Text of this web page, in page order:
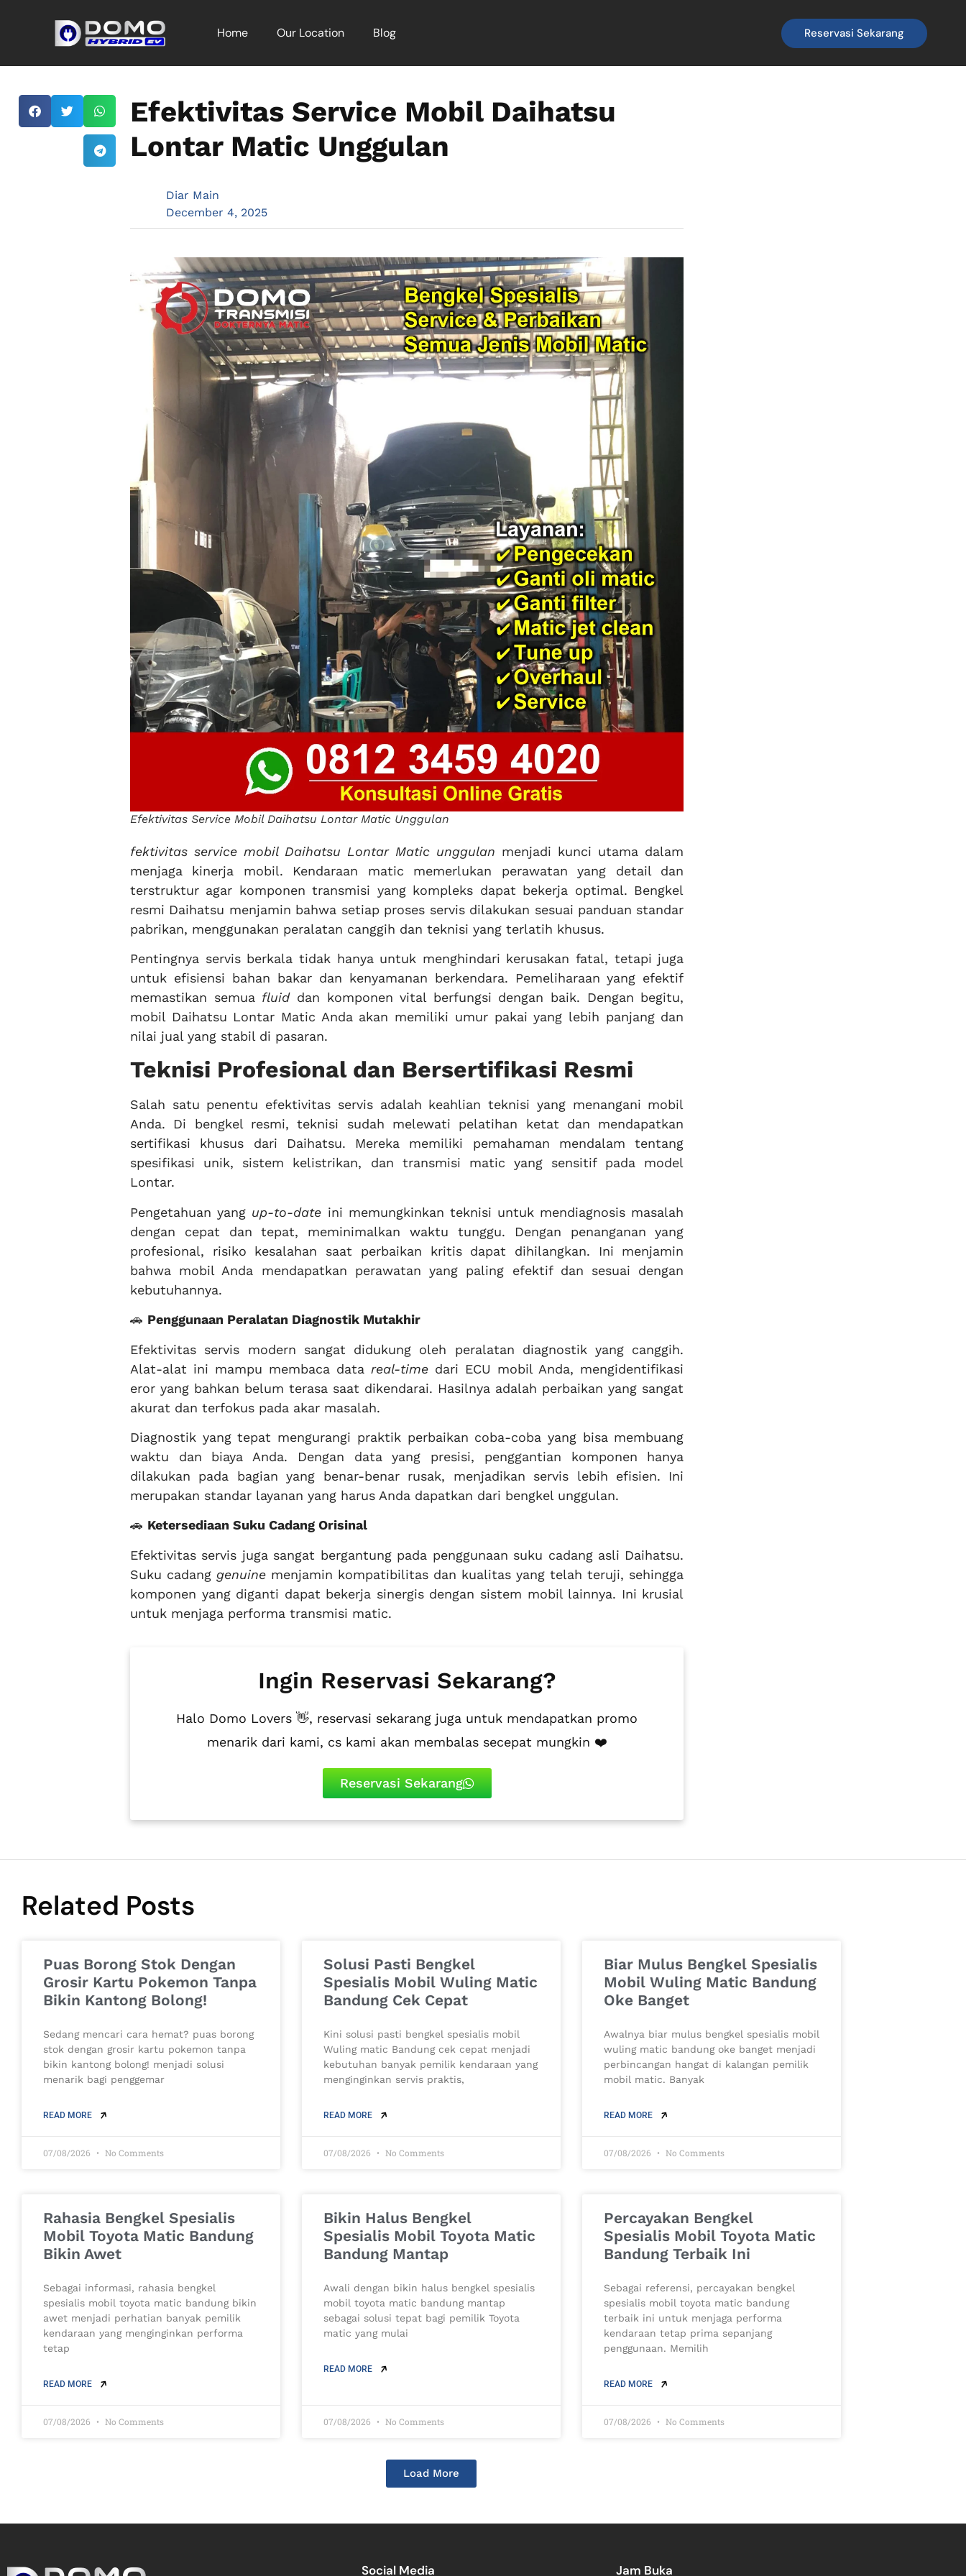
Home Our Location Blog Reservasi Sekarang
Efektivitas Service Mobil Daihatsu
Lontar Matic Unggulan
Diar Main
December 4, 2025
Efektivitas Service Mobil Daihatsu Lontar Matic Unggulan
fektivitas service mobil Daihatsu Lontar Matic unggulan menjadi kunci utama dalam
menjaga kinerja mobil. Kendaraan matic memerlukan perawatan yang detail dan
terstruktur agar komponen transmisi yang kompleks dapat bekerja optimal. Bengkel
resmi Daihatsu menjamin bahwa setiap proses servis dilakukan sesuai panduan standar
pabrikan, menggunakan peralatan canggih dan teknisi yang terlatih khusus.
Pentingnya servis berkala tidak hanya untuk menghindari kerusakan fatal, tetapi juga
untuk efisiensi bahan bakar dan kenyamanan berkendara. Pemeliharaan yang efektif
memastikan semua fluiddan komponen vital berfungsi dengan baik. Dengan begitu,
mobil Daihatsu Lontar Matic Anda akan memiliki umur pakai yang lebih panjang dan
nilai jual yang stabil di pasaran.
Teknisi Profesional dan Bersertifikasi Resmi
Salah satu penentu efektivitas servis adalah keahlian teknisi yang menangani mobil
Anda. Di bengkel resmi, teknisi sudah melewati pelatihan ketat dan mendapatkan
sertifikasi khusus dari Daihatsu. Mereka memiliki pemahaman mendalam tentang
spesifikasi unik, sistem kelistrikan, dan transmisi matic yang sensitif pada model
Lontar.
Pengetahuan yang up-to-date ini memungkinkan teknisi untuk mendiagnosis masalah
dengan cepat dan tepat, meminimalkan waktu tunggu. Dengan penanganan yang
profesional, risiko kesalahan saat perbaikan kritis dapat dihilangkan. Ini menjamin
bahwa mobil Anda mendapatkan perawatan yang paling efektif dan sesuai dengan
kebutuhannya.
🚗 Penggunaan Peralatan Diagnostik Mutakhir
Efektivitas servis modern sangat didukung oleh peralatan diagnostik yang canggih.
Alat-alat ini mampu membaca data real-time dari ECU mobil Anda, mengidentifikasi
eror yang bahkan belum terasa saat dikendarai. Hasilnya adalah perbaikan yang sangat
akurat dan terfokus pada akar masalah.
Diagnostik yang tepat mengurangi praktik perbaikan coba-coba yang bisa membuang
waktu dan biaya Anda. Dengan data yang presisi, penggantian komponen hanya
dilakukan pada bagian yang benar-benar rusak, menjadikan servis lebih efisien. Ini
merupakan standar layanan yang harus Anda dapatkan dari bengkel unggulan.
🚗 Ketersediaan Suku Cadang Orisinal
Efektivitas servis juga sangat bergantung pada penggunaan suku cadang asli Daihatsu.
Suku cadang genuine menjamin kompatibilitas dan kualitas yang telah teruji, sehingga
komponen yang diganti dapat bekerja sinergis dengan sistem mobil lainnya. Ini krusial
untuk menjaga performa transmisi matic.
Ingin Reservasi Sekarang?
Halo Domo Lovers 👋, reservasi sekarang juga untuk mendapatkan promo
menarik dari kami, cs kami akan membalas secepat mungkin ❤️
Reservasi Sekarang
Related Posts
Puas Borong Stok Dengan
Grosir Kartu Pokemon Tanpa
Bikin Kantong Bolong!
Sedang mencari cara hemat? puas borong
stok dengan grosir kartu pokemon tanpa
bikin kantong bolong! menjadi solusi
menarik bagi penggemar
READ MORE
07/08/2026 No Comments
Solusi Pasti Bengkel
Spesialis Mobil Wuling Matic
Bandung Cek Cepat
Kini solusi pasti bengkel spesialis mobil
Wuling matic Bandung cek cepat menjadi
kebutuhan banyak pemilik kendaraan yang
menginginkan servis praktis,
READ MORE
07/08/2026 No Comments
Biar Mulus Bengkel Spesialis
Mobil Wuling Matic Bandung
Oke Banget
Awalnya biar mulus bengkel spesialis mobil
wuling matic bandung oke banget menjadi
perbincangan hangat di kalangan pemilik
mobil matic. Banyak
READ MORE
07/08/2026 No Comments
Rahasia Bengkel Spesialis
Mobil Toyota Matic Bandung
Bikin Awet
Sebagai informasi, rahasia bengkel
spesialis mobil toyota matic bandung bikin
awet menjadi perhatian banyak pemilik
kendaraan yang menginginkan performa
tetap
READ MORE
07/08/2026 No Comments
Bikin Halus Bengkel
Spesialis Mobil Toyota Matic
Bandung Mantap
Awali dengan bikin halus bengkel spesialis
mobil toyota matic bandung mantap
sebagai solusi tepat bagi pemilik Toyota
matic yang mulai
READ MORE
07/08/2026 No Comments
Percayakan Bengkel
Spesialis Mobil Toyota Matic
Bandung Terbaik Ini
Sebagai referensi, percayakan bengkel
spesialis mobil toyota matic bandung
terbaik ini untuk menjaga performa
kendaraan tetap prima sepanjang
penggunaan. Memilih
READ MORE
07/08/2026 No Comments
Load More
Social Media Jam Buka